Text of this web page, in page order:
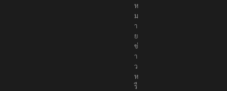
ง
ห
ม
า
ย
ข่
า
ว
ห